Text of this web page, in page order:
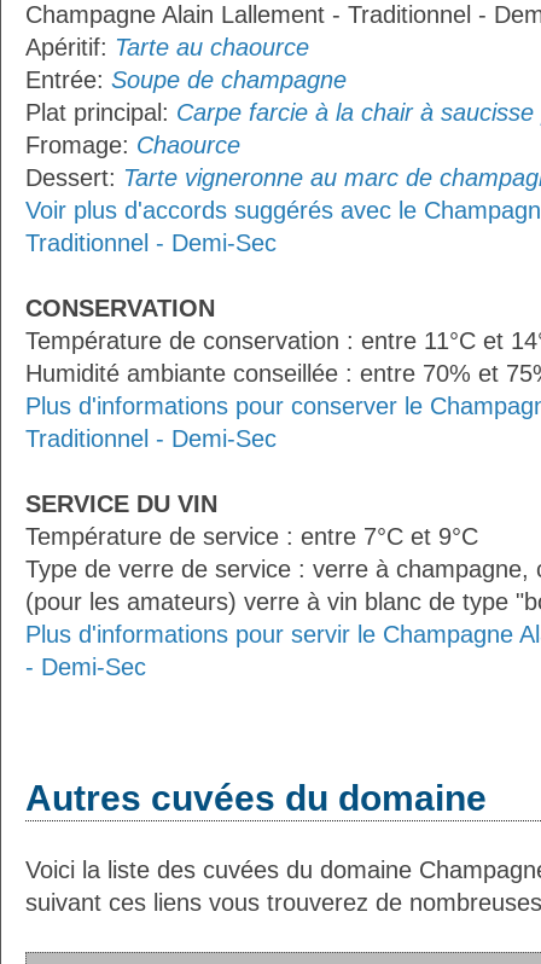
Champagne Alain Lallement - Traditionnel -
Apéritif: Tarte au chaource
Entrée: Soupe de champagne
Plat principal: Carpe farcie à la chair à saucisse
Fromage: Chaource
Dessert: Tarte vigneronne au marc de
Voir plus d'accords suggérés avec le
Traditionnel - Demi-Sec
CONSERVATION
Température de conservation : entre 11°C et
Humidité ambiante conseillée : entre 70% et
Plus d'informations pour conserver le
Traditionnel - Demi-Sec
SERVICE DU VIN
Température de service : entre 7°C et 9°C
Type de verre de service : verre à champagne,
(pour les amateurs) verre à vin blanc de type
Plus d'informations pour servir le Champagne
- Demi-Sec
Autres cuvées du domaine
Voici la liste des cuvées du domaine
suivant ces liens vous trouverez de